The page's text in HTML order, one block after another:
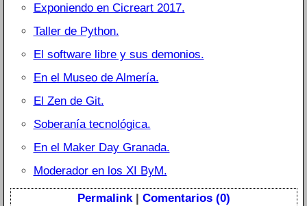
Exponiendo en Cicreart 2017.
Taller de Python.
El software libre y sus demonios.
En el Museo de Almería.
El Zen de Git.
Soberanía tecnológica.
En el Maker Day Granada.
Moderador en los XI ByM.
Permalink| Comentarios (0)